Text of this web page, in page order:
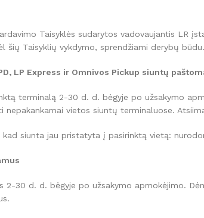
Taisyklės sudarytos vadovaujantis LR
šių Taisyklių vykdymo, sprendžiami derybų
LP Express ir Omnivos Pickup siuntų
terminalą 2-30 d. d. bėgyje po užsakymo
nepakankamai vietos siuntų terminaluose.
kad siunta jau pristatyta į pasirinktą vietą:
2-30 d. d. bėgyje po užsakymo apmokėjimo.